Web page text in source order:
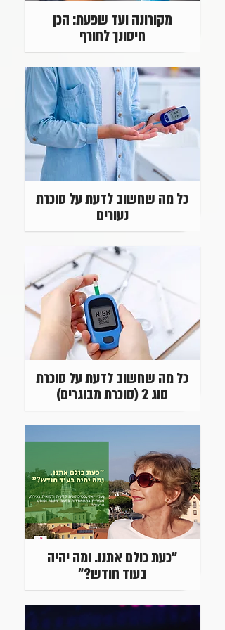
מקורונה ועד שפעת: הכן
חיסונך לחורף
כל מה שחשוב לדעת על סוכרת
נעורים
כל מה שחשוב לדעת על סוכרת
סוג 2 (סוכרת מבוגרים)
"כעת כולם אתנו. ומה יהיה
בעוד חודש?"